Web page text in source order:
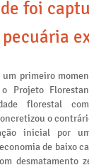
foi
pecuária
primeiro
Projeto
florestal
o
inicial por
de baixo
desmatamento